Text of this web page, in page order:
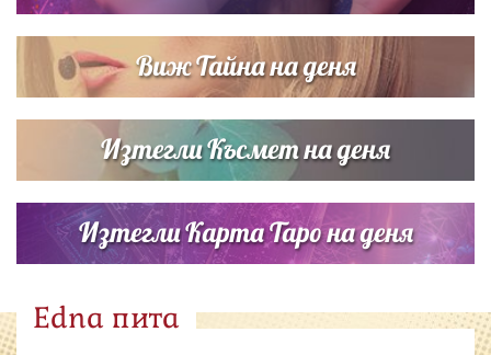
Виж Тайна на деня
Изтегли Късмет на деня
Изтегли Карта Таро на деня
Edna пита